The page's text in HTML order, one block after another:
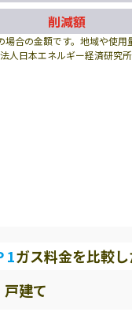
削減額
合の金額です。地域や使用
人日本エネルギー経済研究
1ガス料金を比較
戸建て